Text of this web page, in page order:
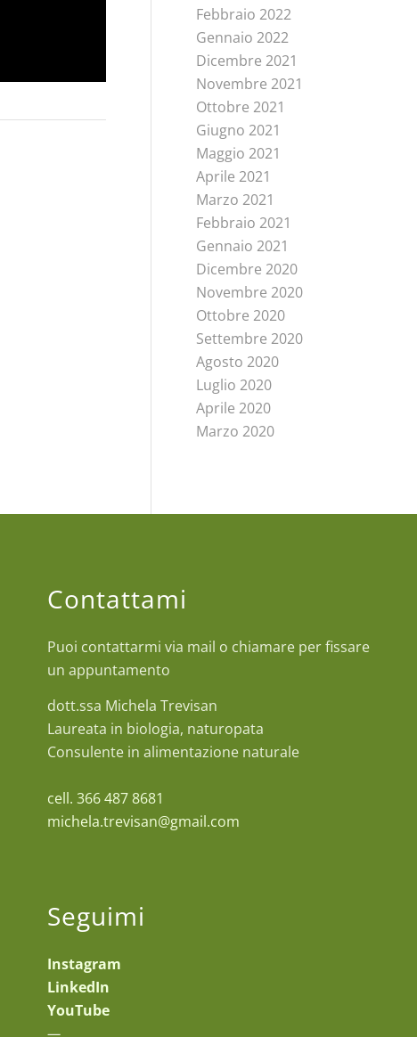
Febbraio 2022
Gennaio 2022
Dicembre 2021
Novembre 2021
Ottobre 2021
Giugno 2021
Maggio 2021
Aprile 2021
Marzo 2021
Febbraio 2021
Gennaio 2021
Dicembre 2020
Novembre 2020
Ottobre 2020
Settembre 2020
Agosto 2020
Luglio 2020
Aprile 2020
Marzo 2020
Contattami
Puoi contattarmi via mail o chiamare per fissare
un appuntamento
dott.ssa Michela Trevisan
Laureata in biologia, naturopata
Consulente in alimentazione naturale
cell. 366 487 8681
michela.trevisan@gmail.com
Seguimi
Instagram
LinkedIn
YouTube